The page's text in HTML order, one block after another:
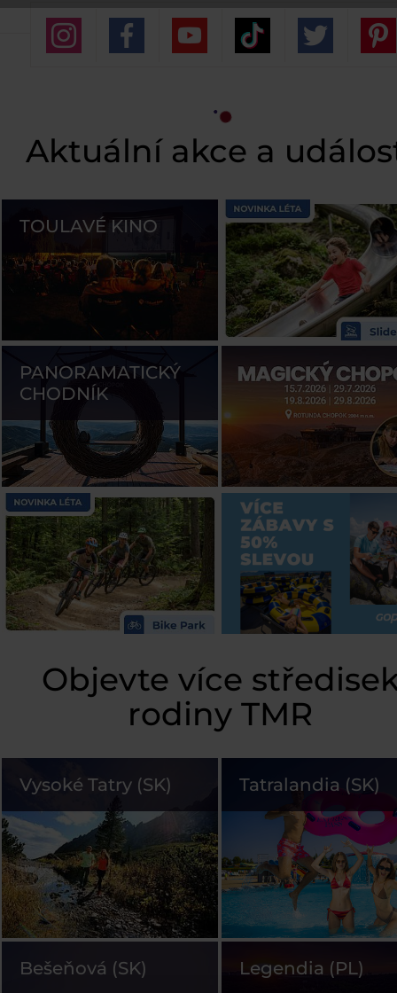
Aktuální akce a
TOULAVÉ KINO
PANORAMATICKÝ
CHODNÍK
Objevte více
rodiny TMR
Vysoké Tatry (SK) Tatralandia (SK)
Bešeňová (SK) Legendia (PL)